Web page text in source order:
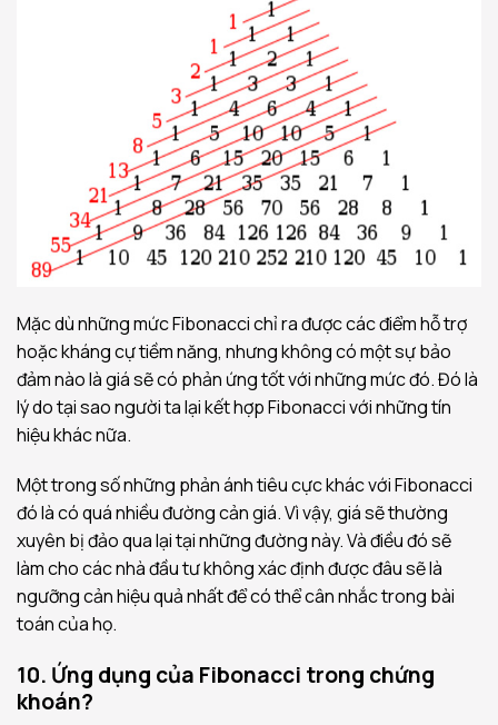
Mặc dù những mức Fibonacci chỉ ra được các điểm hỗ trợ
hoặc kháng cự tiềm năng, nhưng không có một sự bảo
đảm nào là giá sẽ có phản ứng tốt với những mức đó. Đó là
lý do tại sao người ta lại kết hợp Fibonacci với những tín
hiệu khác nữa.
Một trong số những phản ánh tiêu cực khác với Fibonacci
đó là có quá nhiều đường cản giá. Vì vậy, giá sẽ thường
xuyên bị đảo qua lại tại những đường này. Và điều đó sẽ
làm cho các nhà đầu tư không xác định được đâu sẽ là
ngưỡng cản hiệu quả nhất để có thể cân nhắc trong bài
toán của họ.
10. Ứng dụng của Fibonacci trong chứng
khoán?